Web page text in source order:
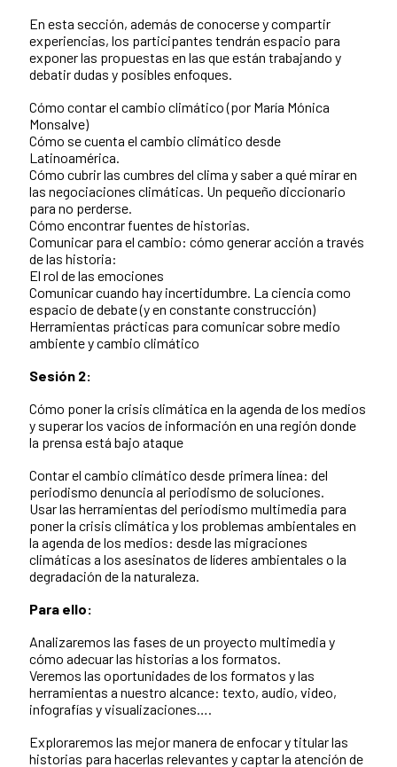
En esta sección, además de conocerse y compartir
experiencias, los participantes tendrán espacio para
exponer las propuestas en las que están trabajando y
debatir dudas y posibles enfoques.
Cómo contar el cambio climático (por María Mónica
Monsalve)
Cómo se cuenta el cambio climático desde
Latinoamérica.
Cómo cubrir las cumbres del clima y saber a qué mirar en
las negociaciones climáticas. Un pequeño diccionario
para no perderse.
Cómo encontrar fuentes de historias.
Comunicar para el cambio: cómo generar acción a través
de las historia:
El rol de las emociones
Comunicar cuando hay incertidumbre. La ciencia como
espacio de debate (y en constante construcción)
Herramientas prácticas para comunicar sobre medio
ambiente y cambio climático
Sesión 2:
Cómo poner la crisis climática en la agenda de los medios
y superar los vacíos de información en una región donde
la prensa está bajo ataque
Contar el cambio climático desde primera línea: del
periodismo denuncia al periodismo de soluciones.
Usar las herramientas del periodismo multimedia para
poner la crisis climática y los problemas ambientales en
la agenda de los medios: desde las migraciones
climáticas a los asesinatos de líderes ambientales o la
degradación de la naturaleza.
Para ello:
Analizaremos las fases de un proyecto multimedia y
cómo adecuar las historias a los formatos.
Veremos las oportunidades de los formatos y las
herramientas a nuestro alcance: texto, audio, video,
infografías y visualizaciones….
Exploraremos las mejor manera de enfocar y titular las
historias para hacerlas relevantes y captar la atención de